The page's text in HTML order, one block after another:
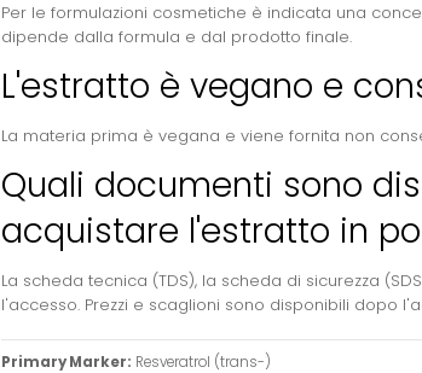
Per le formulazioni cosmetiche è indicata una
dipende dalla formula e dal prodotto finale.
L'estratto è vegano e
La materia prima è vegana e viene fornita non
Quali documenti sono
acquistare l'estratto in
La scheda tecnica (TDS), la scheda di sicurezza
l'accesso. Prezzi e scaglioni sono disponibili dopo
Primary Marker: Resveratrol (trans-)